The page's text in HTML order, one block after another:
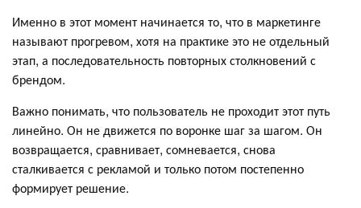
Именно в этот момент начинается то, что в маркетинге
называют прогревом, хотя на практике это не отдельный
этап, а последовательность повторных столкновений с
брендом.
Важно понимать, что пользователь не проходит этот путь
линейно. Он не движется по воронке шаг за шагом. Он
возвращается, сравнивает, сомневается, снова
сталкивается с рекламой и только потом постепенно
формирует решение.